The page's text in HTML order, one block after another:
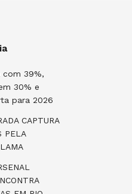
com 39%,
30% e
para 2026
CAPTURA
PELA